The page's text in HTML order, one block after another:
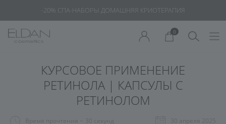
-20% СПА-НАБОРЫ ДОМАШНЯЯ КРИОТЕРАПИЯ
0
КУРСОВОЕ ПРИМЕНЕНИЕ
РЕТИНОЛА | КАПСУЛЫ С
РЕТИНОЛОМ